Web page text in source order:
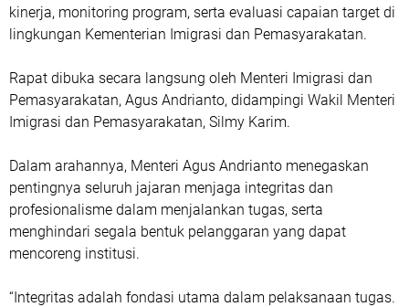
kinerja, monitoring program, serta evaluasi capaian target di
lingkungan Kementerian Imigrasi dan Pemasyarakatan.
Rapat dibuka secara langsung oleh Menteri Imigrasi dan
Pemasyarakatan, Agus Andrianto, didampingi Wakil Menteri
Imigrasi dan Pemasyarakatan, Silmy Karim.
Dalam arahannya, Menteri Agus Andrianto menegaskan
pentingnya seluruh jajaran menjaga integritas dan
profesionalisme dalam menjalankan tugas, serta
menghindari segala bentuk pelanggaran yang dapat
mencoreng institusi.
“Integritas adalah fondasi utama dalam pelaksanaan tugas.